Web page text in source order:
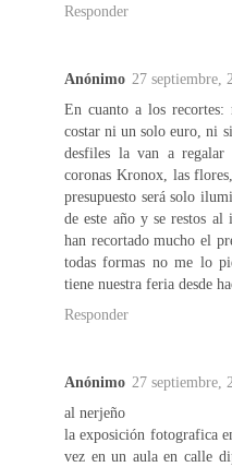
Responder
Anónimo 27 septiembre,
En cuanto a los recortes:
costar ni un solo euro, ni
desfiles la van a regalar
coronas Kronox, las
presupuesto será solo
de este año y se restos
han recortado mucho el
todas formas no me lo
tiene nuestra feria desde
Responder
Anónimo 27 septiembre,
al nerjeño
la exposición fotografica
vez en un aula en calle